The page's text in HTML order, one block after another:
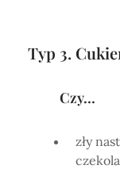
Typ 3.
Czy…
zły